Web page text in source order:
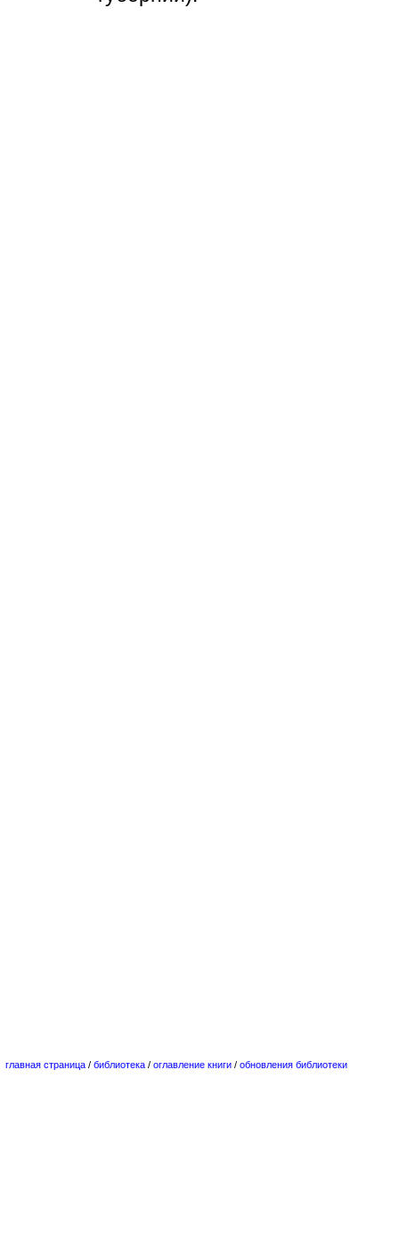
главная страница / библиотека / оглавление книги / обновления библиотеки